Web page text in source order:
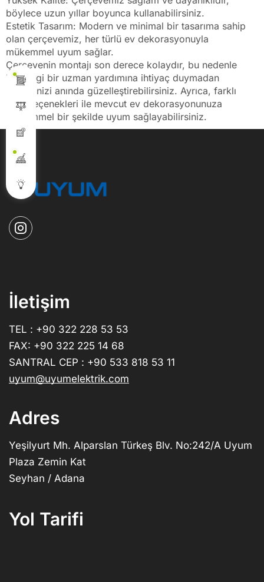
böylece uzun yıllar boyunca kullanabilirsiniz.
Estetik Tasarım: Modern ve minimal bir tasarıma sahip
olan çerçevemiz, her türlü ev dekorasyonuyla
mükemmel uyum sağlar.
Çerçevenin montajı son derece kolaydır, bu nedenle
herhangi bir uzman yardımına ihtiyaç duymadan
prizlerinizi anında güzelleştirebilirsiniz. Ayrıca, farklı
renk seçenekleri ile mevcut ev dekorasyonunuza
mükemmel bir şekilde uyum sağlayabilirsiniz.
İletişim
TEL : +90 322 228 53 53
FAX: +90 322 225 14 68
SANTRAL CEP : +90 533 818 53 11
uyum@uyumelektrik.com
Adres
Yeşilyurt Mh. Alparslan Türkeş Blv. No:242/A Uyum
Plaza Zemin Kat
Seyhan / Adana
Yol Tarifi